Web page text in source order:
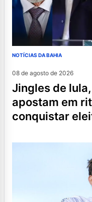
NOTÍCIAS DA BAHIA
08 de agosto de 2026
jingles de lula, flávio, renan e caiado
apostam em
conquistar